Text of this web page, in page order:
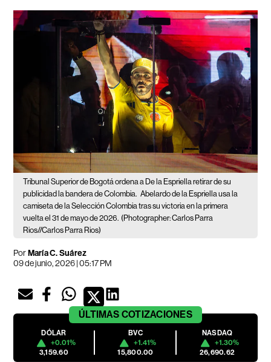
Tribunal Superior de Bogotá ordena a De la Espriella retirar de su
publicidad la bandera de Colombia. Abelardo de la Espriella usa la
camiseta de la Selección Colombia tras su victoria en la primera
vuelta el 31 de mayo de 2026. (Photographer: Carlos Parra
Rios//Carlos Parra Rios)
PorMaría C. Suárez
09 de junio, 2026 | 05:17 PM
ÚLTIMAS COTIZACIONES
DÓLAR
+0.01%
3,159.60
BVC
+1.41%
15,800.00
NASDAQ
+1.30%
26,690.62